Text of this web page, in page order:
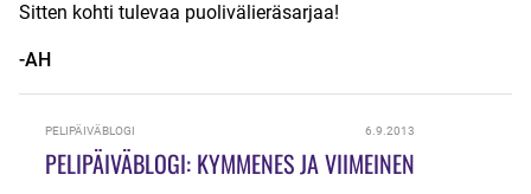
Sitten kohti tulevaa puolivälieräsarjaa!
-AH
PELIPÄIVÄBLOGI 6.9.2013
PELIPÄIVÄBLOGI: KYMMENES JA VIIMEINEN